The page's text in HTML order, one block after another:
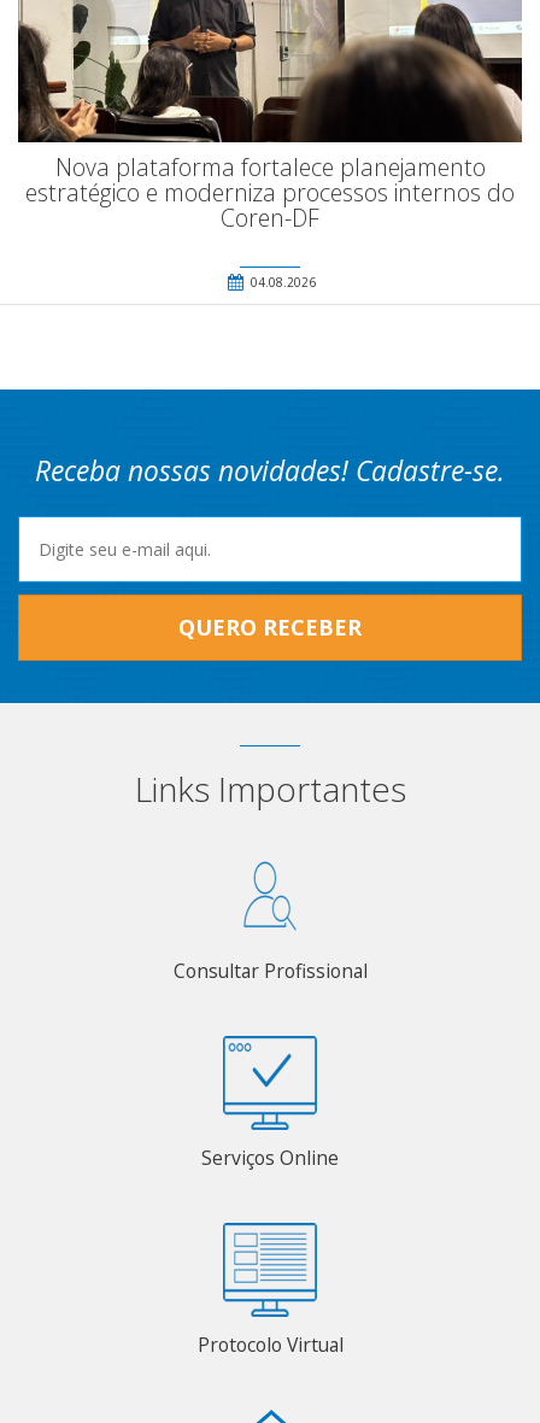
Nova plataforma fortalece planejamento
estratégico e moderniza processos internos do
Coren-DF
04.08.2026
Receba nossas novidades! Cadastre-se.
QUERO RECEBER
Links Importantes
Consultar Profissional
Serviços Online
Protocolo Virtual